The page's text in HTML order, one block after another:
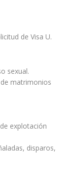
de Visa U.
sexual.
matrimonios
explotación
disparos,